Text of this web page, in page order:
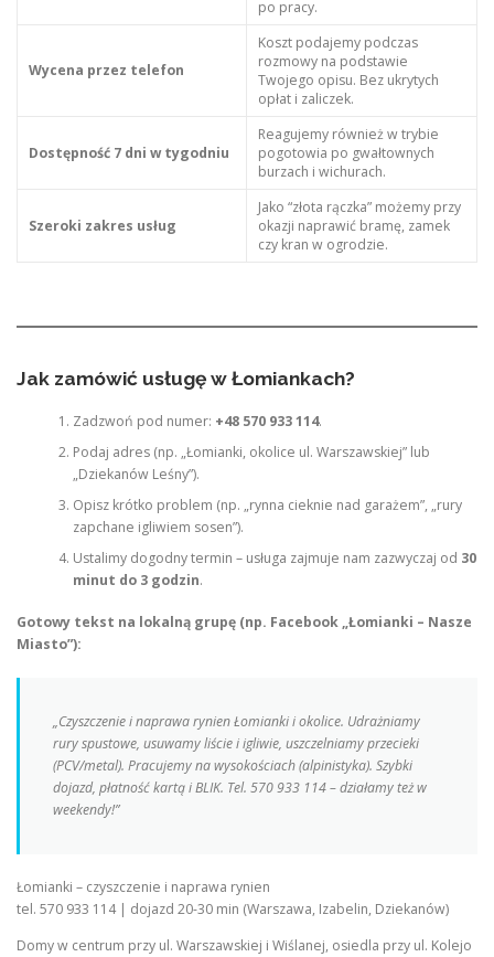
po pracy.
Wycena przez telefon
Koszt podajemy podczas
rozmowy na podstawie
Twojego opisu. Bez ukrytych
opłat i zaliczek.
Dostępność 7 dni w tygodniu
Reagujemy również w trybie
pogotowia po gwałtownych
burzach i wichurach.
Szeroki zakres usług
Jako “złota rączka” możemy przy
okazji naprawić bramę, zamek
czy kran w ogrodzie.
Jak zamówić usługę w Łomiankach?
Zadzwoń pod numer: +48 570 933 114.
Podaj adres (np. „Łomianki, okolice ul. Warszawskiej” lub
„Dziekanów Leśny”).
Opisz krótko problem (np. „rynna cieknie nad garażem”, „rury
zapchane igliwiem sosen”).
Ustalimy dogodny termin – usługa zajmuje nam zazwyczaj od 30
minut do 3 godzin.
Gotowy tekst na lokalną grupę (np. Facebook „Łomianki – Nasze
Miasto”):
„Czyszczenie i naprawa rynien Łomianki i okolice. Udrażniamy
rury spustowe, usuwamy liście i igliwie, uszczelniamy przecieki
(PCV/metal). Pracujemy na wysokościach (alpinistyka). Szybki
dojazd, płatność kartą i BLIK. Tel. 570 933 114 – działamy też w
weekendy!”
Łomianki – czyszczenie i naprawa rynien
tel. 570 933 114 | dojazd 20-30 min (Warszawa, Izabelin, Dziekanów)
Domy w centrum przy ul. Warszawskiej i Wiślanej, osiedla przy ul. Kolejo